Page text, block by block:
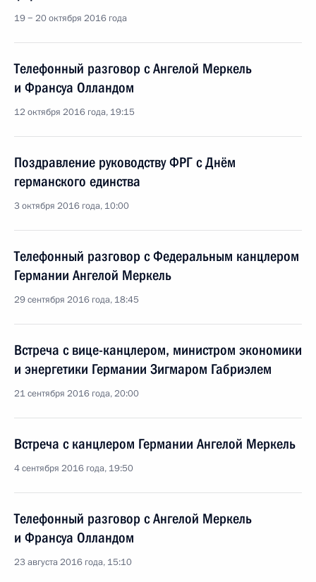
19 − 20 октября 2016 года
Телефонный разговор с Ангелой Меркель
и Франсуа Олландом
12 октября 2016 года, 19:15
Поздравление руководству ФРГ с Днём
германского единства
3 октября 2016 года, 10:00
Телефонный разговор с Федеральным канцлером
Германии Ангелой Меркель
29 сентября 2016 года, 18:45
Встреча с вице-канцлером, министром экономики
и энергетики Германии Зигмаром Габриэлем
21 сентября 2016 года, 20:00
Встреча с канцлером Германии Ангелой Меркель
4 сентября 2016 года, 19:50
Телефонный разговор с Ангелой Меркель
и Франсуа Олландом
23 августа 2016 года, 15:10